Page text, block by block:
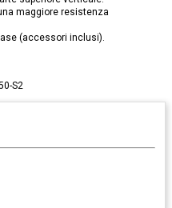
maggiore resistenza
(accessori inclusi).
S2